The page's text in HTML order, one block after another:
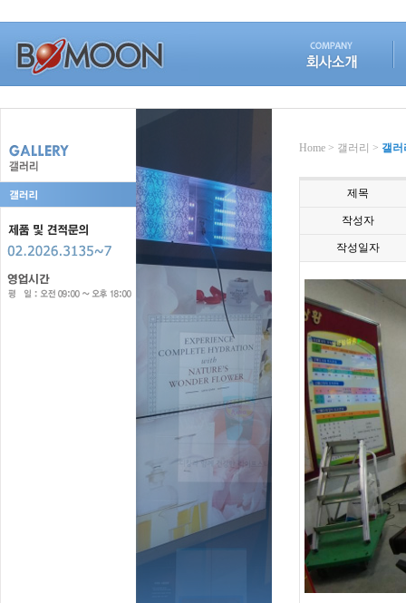
Home > 갤러리 > 갤러
제목
작성자
작성일자